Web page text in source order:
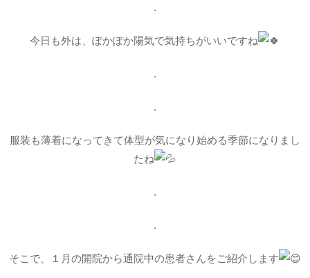
.
今日も外は、ぽかぽか陽気で気持ちがいいですね
.
.
服装も薄着になってきて体型が気になり始める季節になりまし
たね
.
.
そこで、１月の開院から通院中の患者さんをご紹介します